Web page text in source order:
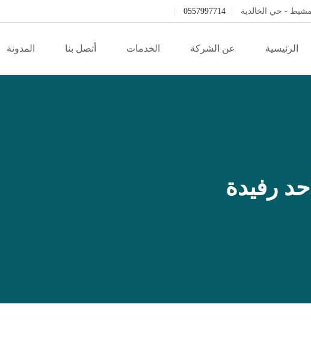
- حي الخالدية 0557997714
الرئيسية عن الشركة الخدمات أتصل بنا المدونة
رفيدة